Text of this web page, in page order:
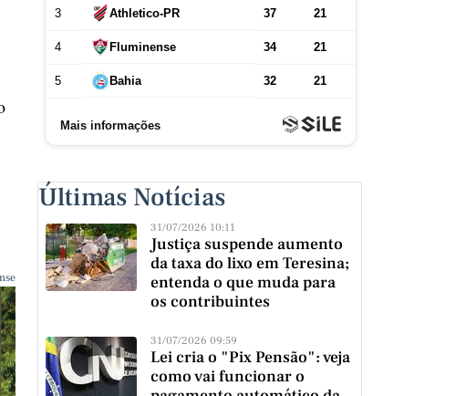
Últimas Notícias
31/07/2026 10:11
Justiça suspende aumento
da taxa do lixo em Teresina;
entenda o que muda para
os contribuintes
31/07/2026 09:59
Lei cria o "Pix Pensão": veja
como vai funcionar o